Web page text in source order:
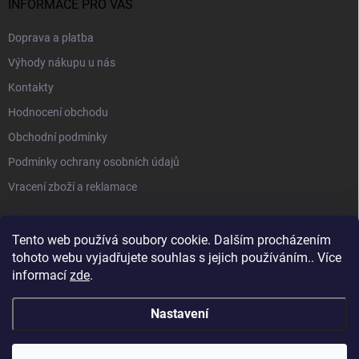
Tento web používá soubory cookie. Dalším procházením
tohoto webu vyjadřujete souhlas s jejich používáním.. Více
informací zde.
Nastavení
Sleva na všechny produkty a super vůně do auta jako
INFORMACE PRO VÁS
Doprava a platba
Výhody nákupu u nás
Kontakty
Hodnocení obchodu
Obchodní podmínky
Podmínky ochrany osobních údajů
Vracení zboží a reklamace
PŘIJÍMÁME ONLINE PLATBY